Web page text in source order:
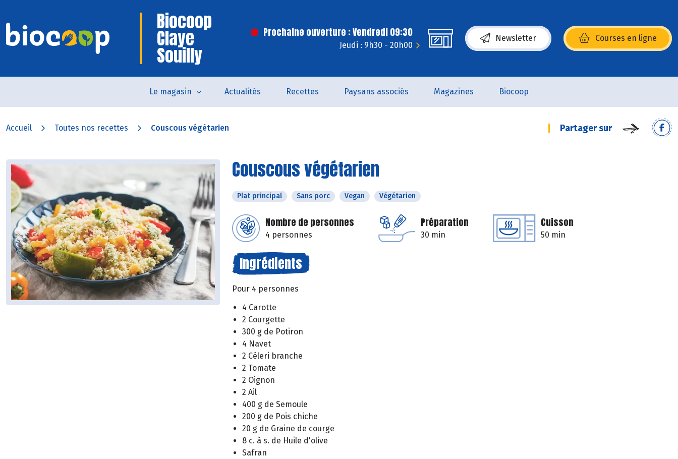
Biocoop
Claye
Souilly
Prochaine ouverture : Vendredi 09:30
Jeudi : 9h30 - 20h00
Newsletter Courses en ligne
(s’ouvre dans une nouvelle fenêtre)
Le magasin Actualités Recettes Paysans associés Magazines Biocoop
Accueil Toutes nos recettes Couscous végétarien Partager sur
Couscous végétarien
Plat principal Sans porc Vegan Végétarien
Nombre de personnes
4 personnes
Préparation
30 min
Cuisson
50 min
Ingrédients
Pour 4 personnes
4 Carotte
2 Courgette
300 g de Potiron
4 Navet
2 Céleri branche
2 Tomate
2 Oignon
2 Ail
400 g de Semoule
200 g de Pois chiche
20 g de Graine de courge
8 c. à s. de Huile d'olive
Safran